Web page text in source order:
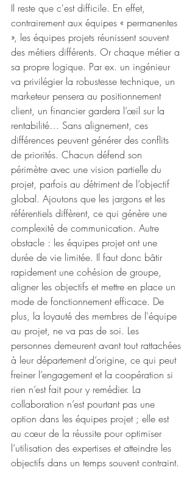
Il reste que c'est difficile. En effet,
contrairement aux équipes « permanentes
», les équipes projets réunissent souvent
des métiers différents. Or chaque métier a
sa propre logique. Par ex. un ingénieur
va privilégier la robustesse technique, un
marketeur pensera au positionnement
client, un financier gardera l’œil sur la
rentabilité… Sans alignement, ces
différences peuvent générer des conflits
de priorités. Chacun défend son
périmètre avec une vision partielle du
projet, parfois au détriment de l’objectif
global. Ajoutons que les jargons et les
référentiels diffèrent, ce qui génère une
complexité de communication. Autre
obstacle : les équipes projet ont une
durée de vie limitée. Il faut donc bâtir
rapidement une cohésion de groupe,
aligner les objectifs et mettre en place un
mode de fonctionnement efficace. De
plus, la loyauté des membres de l'équipe
au projet, ne va pas de soi. Les
personnes demeurent avant tout rattachées
à leur département d’origine, ce qui peut
freiner l’engagement et la coopération si
rien n’est fait pour y remédier. La
collaboration n’est pourtant pas une
option dans les équipes projet ; elle est
au cœur de la réussite pour optimiser
l’utilisation des expertises et atteindre les
objectifs dans un temps souvent contraint.